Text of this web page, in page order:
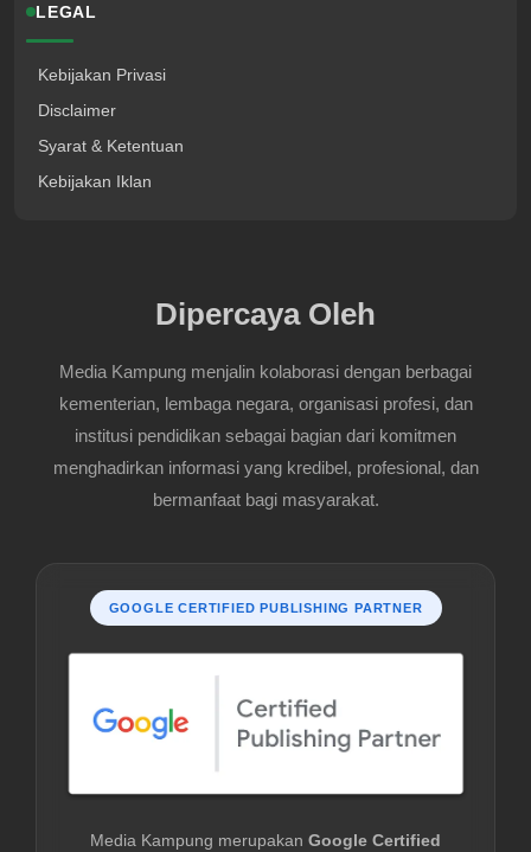
LEGAL
Kebijakan Privasi
Disclaimer
Syarat & Ketentuan
Kebijakan Iklan
Dipercaya Oleh
Media Kampung menjalin kolaborasi dengan berbagai
kementerian, lembaga negara, organisasi profesi, dan
institusi pendidikan sebagai bagian dari komitmen
menghadirkan informasi yang kredibel, profesional, dan
bermanfaat bagi masyarakat.
GOOGLE CERTIFIED PUBLISHING PARTNER
Media Kampung merupakan Google Certified